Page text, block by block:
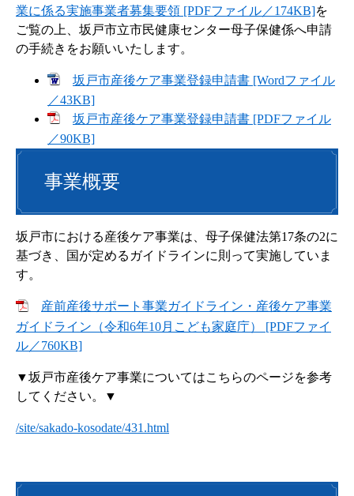
業に係る実施事業者募集要領 [PDFファイル／174KB]を
ご覧の上、坂戸市立市民健康センター母子保健係へ申請
の手続きをお願いいたします。
坂戸市産後ケア事業登録申請書 [Wordファイル
／43KB]
坂戸市産後ケア事業登録申請書 [PDFファイル
／90KB]
事業概要
坂戸市における産後ケア事業は、母子保健法第17条の2に
基づき、国が定めるガイドラインに則って実施していま
す。
産前産後サポート事業ガイドライン・産後ケア事業
ガイドライン（令和6年10月こども家庭庁） [PDFファイ
ル／760KB]
▼坂戸市産後ケア事業についてはこちらのページを参考
してください。▼
/site/sakado-kosodate/431.html